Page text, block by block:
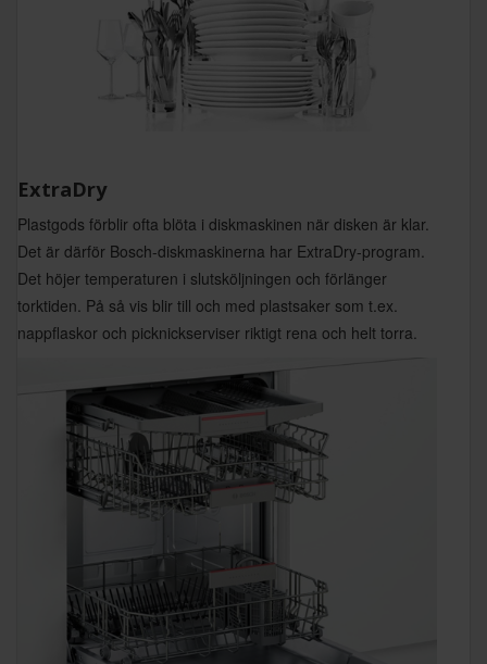
ExtraDry
Plastgods förblir ofta blöta i diskmaskinen när disken är klar.
Det är därför Bosch-diskmaskinerna har ExtraDry-program.
Det höjer temperaturen i slutsköljningen och förlänger
torktiden. På så vis blir till och med plastsaker som t.ex.
nappflaskor och picknickserviser riktigt rena och helt torra.